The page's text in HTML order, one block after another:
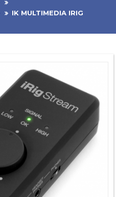
IK MULTIMEDIA IRIG